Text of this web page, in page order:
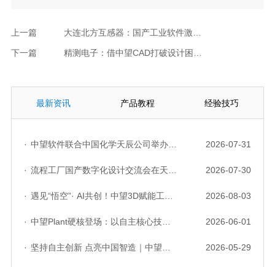
上一篇
下一篇
最新资讯 产品教程 经验技巧
· 中望软件联合中国化学天辰公司举办“走进标杆企业”研讨会，共探流程工业数字化创新实践 2026-07-31
· 流程工厂国产数字化设计交流会在天津召开，中望自主CAD底座助力行业数字化转型实践获广泛关注 2026-07-30
· 遇见“悟空”· AI共创！中望3D赋能工业设计国产化与AI创新升级 2026-08-03
· 中望Plant硬核登场：以自主核心技术，破解流程工业数据一致性与协同困境 2026-06-01
· 坚持自主创新 点亮中国智造｜中望软件亮相第十届中国网络版权保护与发展大会 2026-05-29